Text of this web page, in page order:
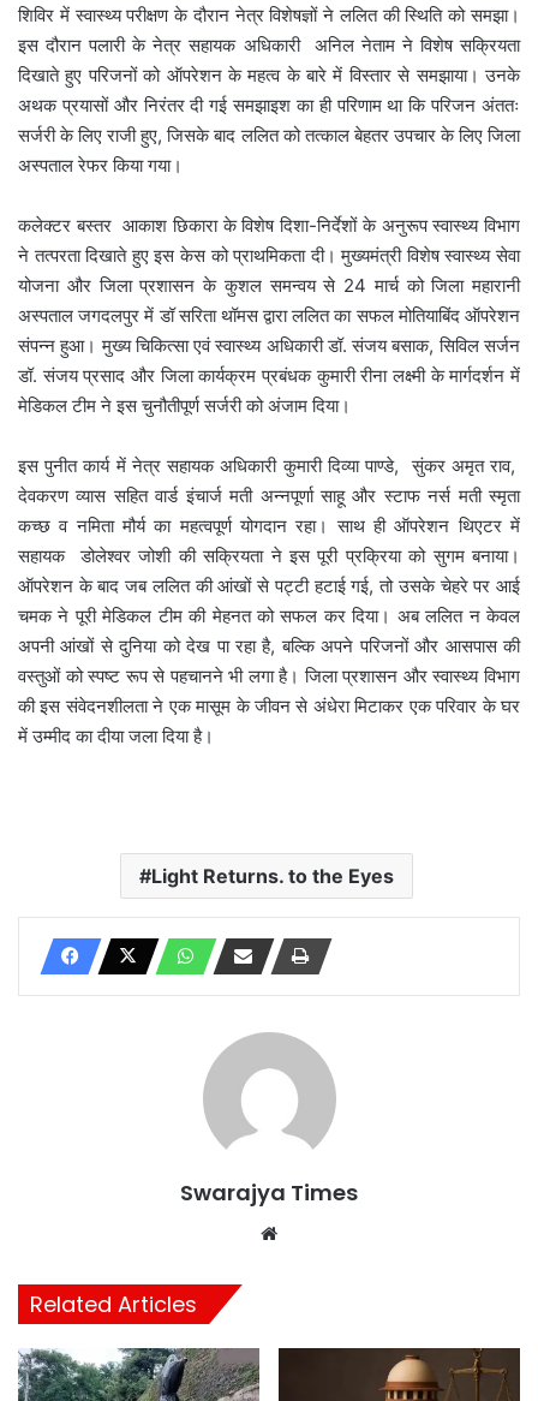
शिविर में स्वास्थ्य परीक्षण के दौरान नेत्र विशेषज्ञों ने ललित की स्थिति को समझा।
इस दौरान पलारी के नेत्र सहायक अधिकारी अनिल नेताम ने विशेष सक्रियता
दिखाते हुए परिजनों को ऑपरेशन के महत्व के बारे में विस्तार से समझाया। उनके
अथक प्रयासों और निरंतर दी गई समझाइश का ही परिणाम था कि परिजन अंततः
सर्जरी के लिए राजी हुए, जिसके बाद ललित को तत्काल बेहतर उपचार के लिए जिला
अस्पताल रेफर किया गया।
कलेक्टर बस्तर आकाश छिकारा के विशेष दिशा-निर्देशों के अनुरूप स्वास्थ्य विभाग
ने तत्परता दिखाते हुए इस केस को प्राथमिकता दी। मुख्यमंत्री विशेष स्वास्थ्य सेवा
योजना और जिला प्रशासन के कुशल समन्वय से 24 मार्च को जिला महारानी
अस्पताल जगदलपुर में डॉ सरिता थॉमस द्वारा ललित का सफल मोतियाबिंद ऑपरेशन
संपन्न हुआ। मुख्य चिकित्सा एवं स्वास्थ्य अधिकारी डॉ. संजय बसाक, सिविल सर्जन
डॉ. संजय प्रसाद और जिला कार्यक्रम प्रबंधक कुमारी रीना लक्ष्मी के मार्गदर्शन में
मेडिकल टीम ने इस चुनौतीपूर्ण सर्जरी को अंजाम दिया।
इस पुनीत कार्य में नेत्र सहायक अधिकारी कुमारी दिव्या पाण्डे, सुंकर अमृत राव,
देवकरण व्यास सहित वार्ड इंचार्ज मती अन्नपूर्णा साहू और स्टाफ नर्स मती स्मृता
कच्छ व नमिता मौर्य का महत्वपूर्ण योगदान रहा। साथ ही ऑपरेशन थिएटर में
सहायक डोलेश्वर जोशी की सक्रियता ने इस पूरी प्रक्रिया को सुगम बनाया।
ऑपरेशन के बाद जब ललित की आंखों से पट्टी हटाई गई, तो उसके चेहरे पर आई
चमक ने पूरी मेडिकल टीम की मेहनत को सफल कर दिया। अब ललित न केवल
अपनी आंखों से दुनिया को देख पा रहा है, बल्कि अपने परिजनों और आसपास की
वस्तुओं को स्पष्ट रूप से पहचानने भी लगा है। जिला प्रशासन और स्वास्थ्य विभाग
की इस संवेदनशीलता ने एक मासूम के जीवन से अंधेरा मिटाकर एक परिवार के घर
में उम्मीद का दीया जला दिया है।
Light Returns. to the Eyes
Swarajya Times
Related Articles